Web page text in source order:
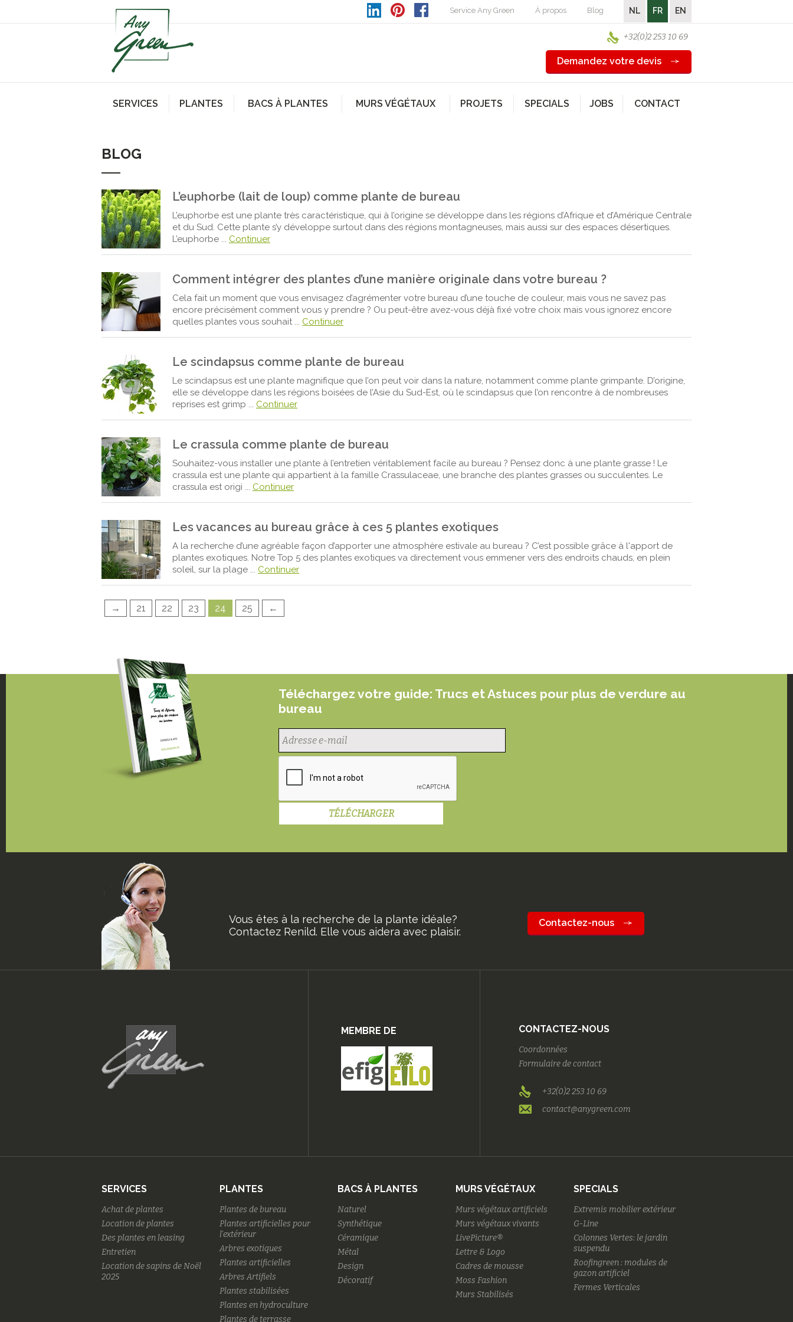
Service Any Green À propos Blog NL FR EN
+32(0)2 253 10 69
Demandez votre devis
SERVICES PLANTES BACS À PLANTES MURS VÉGÉTAUX PROJETS SPECIALS JOBS CONTACT
BLOG
L’euphorbe (lait de loup) comme plante de bureau
L’euphorbe est une plante très caractéristique, qui à l’origine se développe dans les régions d’Afrique et d’Amérique Centrale
et du Sud. Cette plante s’y développe surtout dans des régions montagneuses, mais aussi sur des espaces désertiques.
L’euphorbe ... Continuer
Comment intégrer des plantes d’une manière originale dans votre bureau ?
Cela fait un moment que vous envisagez d’agrémenter votre bureau d’une touche de couleur, mais vous ne savez pas
encore précisément comment vous y prendre ? Ou peut-être avez-vous déjà fixé votre choix mais vous ignorez encore
quelles plantes vous souhait ... Continuer
Le scindapsus comme plante de bureau
Le scindapsus est une plante magnifique que l’on peut voir dans la nature, notamment comme plante grimpante. D’origine,
elle se développe dans les régions boisées de l’Asie du Sud-Est, où le scindapsus que l’on rencontre à de nombreuses
reprises est grimp ... Continuer
Le crassula comme plante de bureau
Souhaitez-vous installer une plante à l’entretien véritablement facile au bureau ? Pensez donc à une plante grasse ! Le
crassula est une plante qui appartient à la famille Crassulaceae, une branche des plantes grasses ou succulentes. Le
crassula est origi ... Continuer
Les vacances au bureau grâce à ces 5 plantes exotiques
A la recherche d’une agréable façon d’apporter une atmosphère estivale au bureau ? C’est possible grâce à l'apport de
plantes exotiques. Notre Top 5 des plantes exotiques va directement vous emmener vers des endroits chauds, en plein
soleil, sur la plage ... Continuer
→ 21 22 23 24 25 ←
Téléchargez votre guide: Trucs et Astuces pour plus de verdure au
bureau
Vous êtes à la recherche de la plante idéale?
Contactez Renild. Elle vous aidera avec plaisir.
Contactez-nous
MEMBRE DE CONTACTEZ-NOUS
Coordonnées
Formulaire de contact
+32(0)2 253 10 69
contact@anygreen.com
SERVICES
Achat de plantes
Location de plantes
Des plantes en leasing
Entretien
Location de sapins de Noël
2025
PLANTES
Plantes de bureau
Plantes artificielles pour
l'extérieur
Arbres exotiques
Plantes artificielles
Arbres Artifiels
Plantes stabilisées
Plantes en hydroculture
Plantes de terrasse
BACS À PLANTES
Naturel
Synthétique
Céramique
Métal
Design
Décoratif
MURS VÉGÉTAUX
Murs végétaux artificiels
Murs végétaux vivants
LivePicture®
Lettre & Logo
Cadres de mousse
Moss Fashion
Murs Stabilisés
SPECIALS
Extremis mobilier extérieur
G-Line
Colonnes Vertes: le jardin
suspendu
Roofingreen : modules de
gazon artificiel
Fermes Verticales